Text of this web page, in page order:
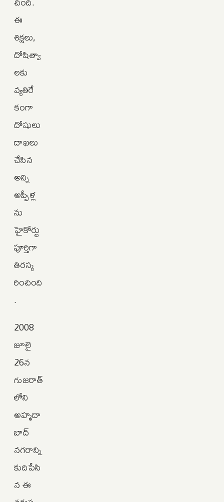
ఈ
శిక్షలు,
దోషిత్వా
లకు
వ్యతిరే
కంగా
దోషులు
దాఖలు
చేసిన
అన్ని
అప్పీళ్ల
ను
హైకోర్టు
పూర్తిగా
తిరస్క
రించింది
.
2008
జూలై
26న
గుజరాత్‌
లోని
అహ్మదా
బాద్
నగరాన్ని
కుదిపేసి
న ఈ